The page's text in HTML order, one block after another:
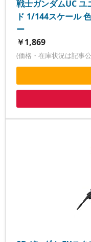
戦士ガンダムUC ユ
ド 1/144スケール
ー
￥1,869
(価格・在庫状況は記事